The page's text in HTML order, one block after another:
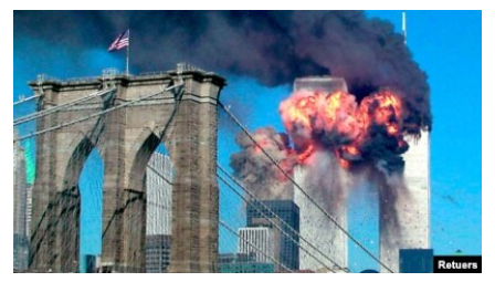
หลัก
ข้าม
การ
ค้นหา
ธุรกิจ
วิทยาศาสตร์
สังคมและสุขภาพ
ไลฟ์สไตล์
ตรวจสอบข่าว
เรียนรู้ภาษาอังกฤษ
พอดคาสต์